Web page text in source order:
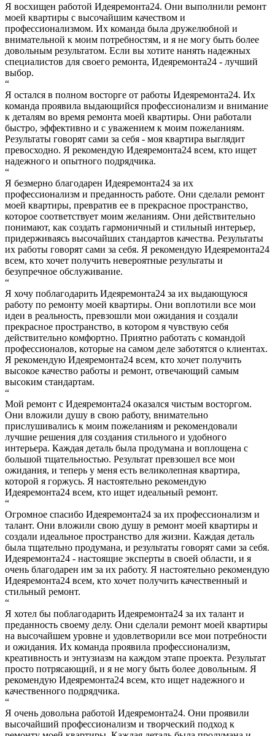
Я восхищен работой Идеяремонта24. Они выполнили ремонт
моей квартиры с высочайшим качеством и
профессионализмом. Их команда была дружелюбной и
внимательной к моим потребностям, и я не могу быть более
довольным результатом. Если вы хотите нанять надежных
специалистов для своего ремонта, Идеяремонта24 - лучший
выбор.
“
Я остался в полном восторге от работы Идеяремонта24. Их
команда проявила выдающийся профессионализм и внимание
к деталям во время ремонта моей квартиры. Они работали
быстро, эффективно и с уважением к моим пожеланиям.
Результаты говорят сами за себя - моя квартира выглядит
превосходно. Я рекомендую Идеяремонта24 всем, кто ищет
надежного и опытного подрядчика.
“
Я безмерно благодарен Идеяремонта24 за их
профессионализм и преданность работе. Они сделали ремонт
моей квартиры, превратив ее в прекрасное пространство,
которое соответствует моим желаниям. Они действительно
понимают, как создать гармоничный и стильный интерьер,
придерживаясь высочайших стандартов качества. Результаты
их работы говорят сами за себя. Я рекомендую Идеяремонта24
всем, кто хочет получить невероятные результаты и
безупречное обслуживание.
“
Я хочу поблагодарить Идеяремонта24 за их выдающуюся
работу по ремонту моей квартиры. Они воплотили все мои
идеи в реальность, превзошли мои ожидания и создали
прекрасное пространство, в котором я чувствую себя
действительно комфортно. Приятно работать с командой
профессионалов, которые на самом деле заботятся о клиентах.
Я рекомендую Идеяремонта24 всем, кто хочет получить
высокое качество работы и ремонт, отвечающий самым
высоким стандартам.
“
Мой ремонт с Идеяремонта24 оказался чистым восторгом.
Они вложили душу в свою работу, внимательно
прислушивались к моим пожеланиям и рекомендовали
лучшие решения для создания стильного и удобного
интерьера. Каждая деталь была продумана и воплощена с
большой тщательностью. Результат превзошел все мои
ожидания, и теперь у меня есть великолепная квартира,
которой я горжусь. Я настоятельно рекомендую
Идеяремонта24 всем, кто ищет идеальный ремонт.
“
Огромное спасибо Идеяремонта24 за их профессионализм и
талант. Они вложили свою душу в ремонт моей квартиры и
создали идеальное пространство для жизни. Каждая деталь
была тщательно продумана, и результаты говорят сами за себя.
Идеяремонта24 - настоящие эксперты в своей области, и я
очень благодарен им за их работу. Я настоятельно рекомендую
Идеяремонта24 всем, кто хочет получить качественный и
стильный ремонт.
“
Я хотел бы поблагодарить Идеяремонта24 за их талант и
преданность своему делу. Они сделали ремонт моей квартиры
на высочайшем уровне и удовлетворили все мои потребности
и ожидания. Их команда проявила профессионализм,
креативность и энтузиазм на каждом этапе проекта. Результат
просто потрясающий, и я не могу быть более довольным. Я
рекомендую Идеяремонта24 всем, кто ищет надежного и
качественного подрядчика.
“
Я очень довольна работой Идеяремонта24. Они проявили
высочайший профессионализм и творческий подход к